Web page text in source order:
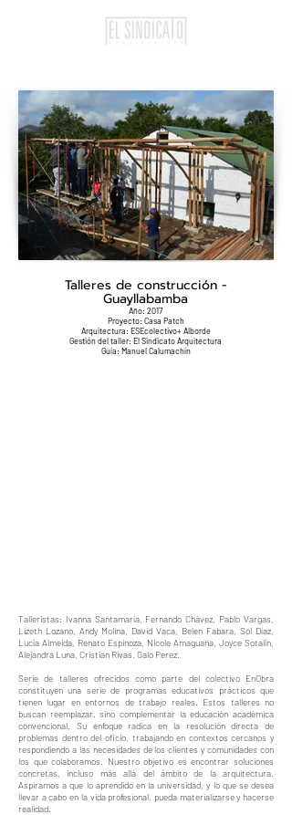
Talleres de construcción -
Guayllabamba
Año: 2017
Proyecto: Casa Patch
Arquitectura: ESEcolectivo+ Alborde
Gestión del taller: El Sindicato Arquitectura
Guía: Manuel Calumachín
Talleristas: Ivanna Santamaría, Fernando Chávez, Pablo Vargas,
Lizeth Lozano, Andy Molina, David Vaca, Belen Fabara, Sol Díaz,
Lucía Almeida, Renato Espinoza, Nicole Amaguaña, Joyce Sotalín,
Alejandra Luna, Cristian Rivas, Galo Perez.
Serie de talleres ofrecidos como parte del colectivo EnObra
constituyen una serie de programas educativos prácticos que
tienen lugar en entornos de trabajo reales. Estos talleres no
buscan reemplazar, sino complementar la educación académica
convencional. Su enfoque radica en la resolución directa de
problemas dentro del oficio, trabajando en contextos cercanos y
respondiendo a las necesidades de los clientes y comunidades con
los que colaboramos. Nuestro objetivo es encontrar soluciones
concretas, incluso más allá del ámbito de la arquitectura.
Aspiramos a que lo aprendido en la universidad, y lo que se desea
llevar a cabo en la vida profesional, pueda materializarse y hacerse
realidad.